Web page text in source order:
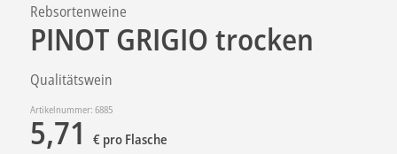
Rebsortenweine
PINOT GRIGIO trocken
Qualitätswein
Artikelnummer: 6885
5,71 €pro Flasche